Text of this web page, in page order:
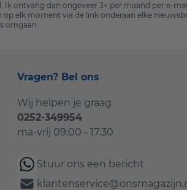
Ik ontvang dan ongeveer 3× per maand per e-
elk moment via de link onderaan elke
omgaan.
Vragen? Bel ons
Wij helpen je graag
0252-349954
ma-vrij 09:00 - 17:30
Stuur ons een bericht